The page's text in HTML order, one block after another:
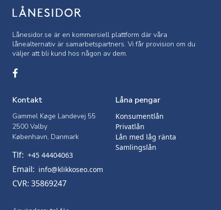
Lånesidor.se är en kommersiell plattform där våra
lånealternativ är samarbetspartners. Vi får provision om du
väljer att bli kund hos någon av dem.
Kontakt
Gammel Køge Landevej 55
2500 Valby
København, Danmark
Tlf: +45 44404063
Email: info@klikkoseo.com
CVR: 35869247
Låna pengar
Konsumentlån
Privatlån
Lån med låg ränta
Samlingslån